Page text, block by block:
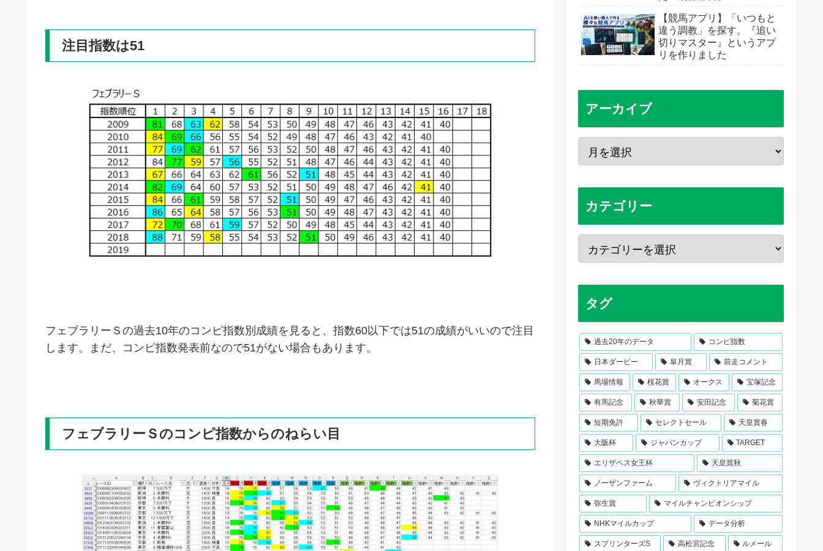
注目指数は51
フェブラリーＳの過去10年のコンピ指数別成績を見ると、指数60以下では51の成績がいいので注目
します。まだ、コンピ指数発表前なので51がない場合もあります。
フェブラリーＳのコンピ指数からのねらい目
【競馬アプリ】「いつもと
違う調教」を探す。『追い
切りマスター』というアプ
リを作りました
アーカイブ
カテゴリー
タグ
過去20年のデータ コンピ指数
日本ダービー 皐月賞 前走コメント
馬場情報 桜花賞 オークス 宝塚記念
有馬記念 秋華賞 安田記念 菊花賞
短期免許 セレクトセール 天皇賞春
大阪杯 ジャパンカップ TARGET
エリザベス女王杯 天皇賞秋
ノーザンファーム ヴィクトリアマイル
弥生賞 マイルチャンピオンシップ
NHKマイルカップ データ分析
スプリンターズS 高松宮記念 ルメール